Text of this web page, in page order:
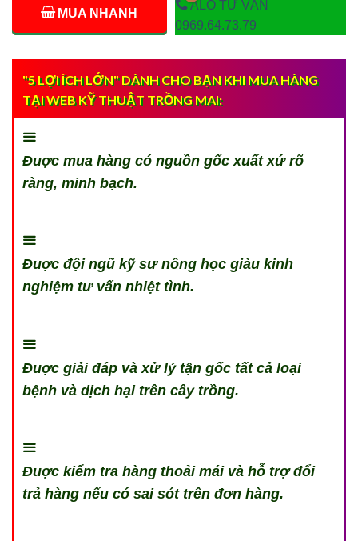
MUA NHANH
ALO TƯ VẤN
0969.64.73.79
"5 LỢI ÍCH LỚN" DÀNH CHO BẠN KHI MUA HÀNG
TẠI WEB KỸ THUẬT TRỒNG MAI:
Đuợc mua hàng có nguồn gốc xuất xứ rõ
ràng, minh bạch.
Đuợc đội ngũ kỹ sư nông học giàu kinh
nghiệm tư vấn nhiệt tình.
Đuợc giải đáp và xử lý tận gốc tất cả loại
bệnh và dịch hại trên cây trồng.
Đuợc kiểm tra hàng thoải mái và hỗ trợ đổi
trả hàng nếu có sai sót trên đơn hàng.